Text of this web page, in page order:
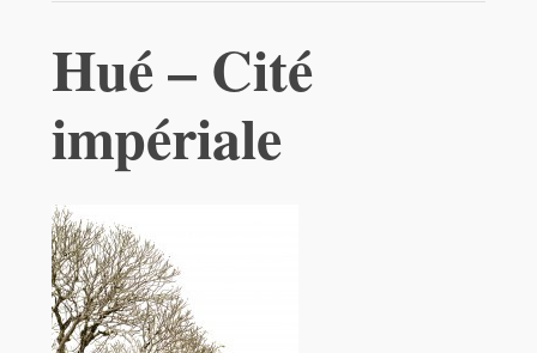
Hué – Cité
impériale